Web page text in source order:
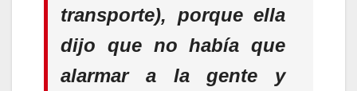
transporte), porque ella
dijo que no había que
alarmar a la gente y